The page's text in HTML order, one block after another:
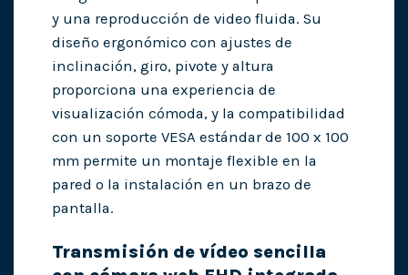
y una reproducción de video fluida. Su
diseño ergonómico con ajustes de
inclinación, giro, pivote y altura
proporciona una experiencia de
visualización cómoda, y la compatibilidad
con un soporte VESA estándar de 100 x 100
mm permite un montaje flexible en la
pared o la instalación en un brazo de
pantalla.
Transmisión de vídeo sencilla